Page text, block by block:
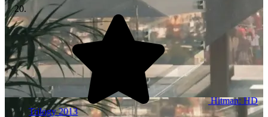
Hitman: HD
Trilogy2013